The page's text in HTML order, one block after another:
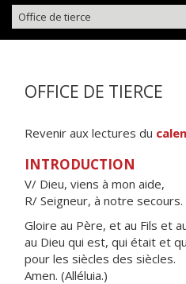
Office de tierce
OFFICE DE TIERCE
Revenir aux lectures du
INTRODUCTION
V/ Dieu, viens à mon aide,
R/ Seigneur, à notre secours.
Gloire au Père, et au Fils et
au Dieu qui est, qui était et
pour les siècles des siècles.
Amen. (Alléluia.)